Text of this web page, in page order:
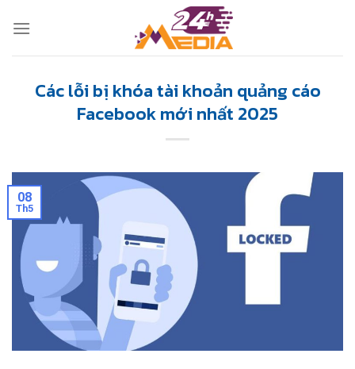
Các lỗi bị khóa tài khoản quảng cáo
Facebook mới nhất 2025
08
Th5